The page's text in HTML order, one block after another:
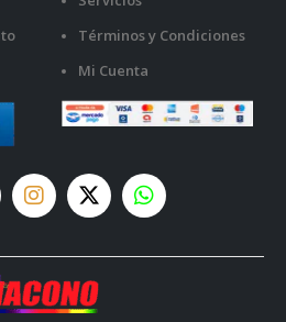
Términos y Condiciones
Mi Cuenta